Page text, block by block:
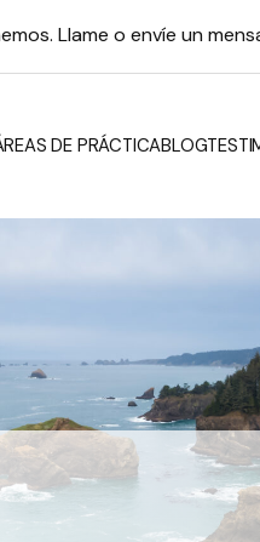
Llame o envíe un
DE PRÁCTICABLOG